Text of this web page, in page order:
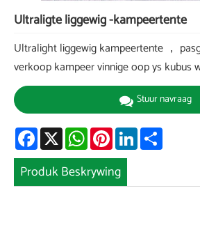
Ultraligte liggewig -kampeertente
Ultralight liggewig kampeertente ，
verkoop kampeer vinnige oop ys kubus
Stuur navraag
Facebook
X WhatsAppPinterestLinkedIn
Produk Beskrywing